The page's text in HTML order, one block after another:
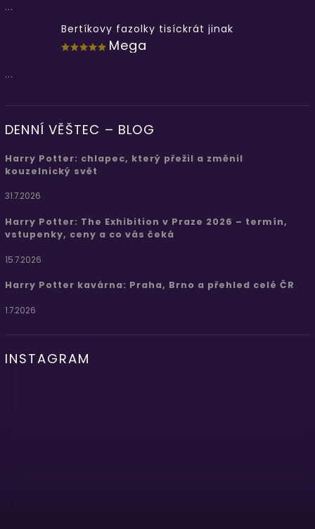
...
Bertíkovy fazolky tisíckrát jinak
Mega
...
DENNÍ VĚŠTEC – BLOG
Harry Potter: chlapec, který přežil a změnil
kouzelnický svět
31.7.2026
Harry Potter: The Exhibition v Praze 2026 – termín,
vstupenky, ceny a co vás čeká
15.7.2026
Harry Potter kavárna: Praha, Brno a přehled celé ČR
1.7.2026
INSTAGRAM